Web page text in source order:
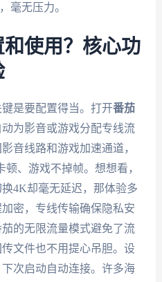
毫无压力。
和使用？核心功
是要配置得当。打开番茄
为影音或游戏分配专线流
音线路和游戏加速通道，
、游戏不掉帧。想想看，
4K却毫无延迟，那体验多
密，专线传输确保隐私安
的无限流量模式避免了流
文件也不用提心吊胆。设
次启动自动连接。许多海